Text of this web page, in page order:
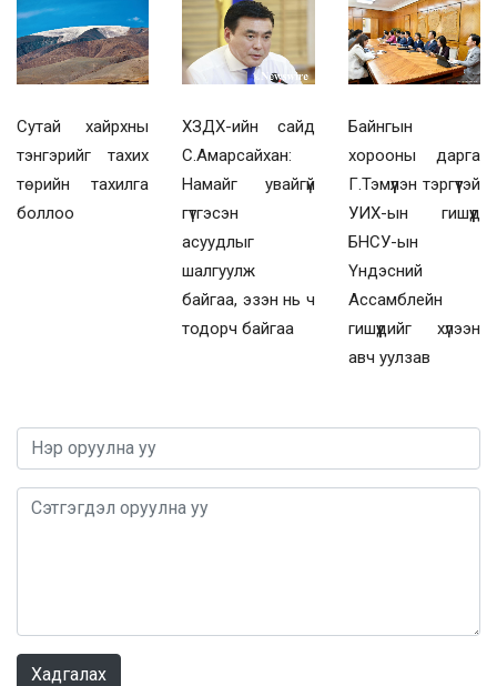
Сутай хайрхны
тэнгэрийг тахих
төрийн тахилга
боллоо
ХЗДХ-ийн сайд
С.Амарсайхан:
Намайг увайгүй
гүтгэсэн
асуудлыг
шалгуулж
байгаа, эзэн нь ч
тодорч байгаа
Байнгын
хорооны дарга
Г.Тэмүүлэн тэргүүтэй
УИХ-ын гишүүд
БНСУ-ын
Үндэсний
Ассамблейн
гишүүдийг хүлээн
авч уулзав
Хадгалах